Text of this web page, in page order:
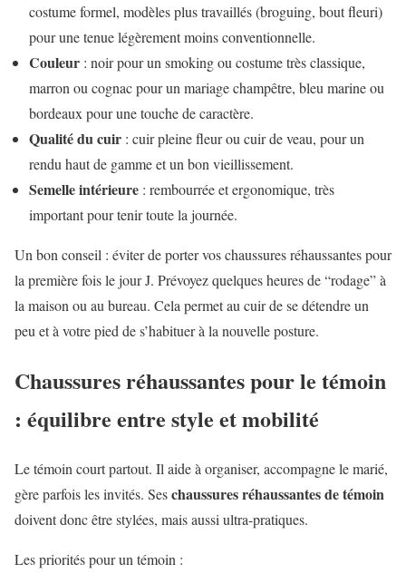
costume formel, modèles plus travaillés (broguing, bout fleuri)
pour une tenue légèrement moins conventionnelle.
Couleur : noir pour un smoking ou costume très classique,
marron ou cognac pour un mariage champêtre, bleu marine ou
bordeaux pour une touche de caractère.
Qualité du cuir : cuir pleine fleur ou cuir de veau, pour un
rendu haut de gamme et un bon vieillissement.
Semelle intérieure : rembourrée et ergonomique, très
important pour tenir toute la journée.
Un bon conseil : éviter de porter vos chaussures réhaussantes pour
la première fois le jour J. Prévoyez quelques heures de “rodage” à
la maison ou au bureau. Cela permet au cuir de se détendre un
peu et à votre pied de s’habituer à la nouvelle posture.
Chaussures réhaussantes pour le témoin
: équilibre entre style et mobilité
Le témoin court partout. Il aide à organiser, accompagne le marié,
gère parfois les invités. Seschaussures réhaussantes de témoin
doivent donc être stylées, mais aussi ultra-pratiques.
Les priorités pour un témoin :